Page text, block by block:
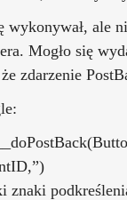
ale
Mogło się
zdarzenie
znaki